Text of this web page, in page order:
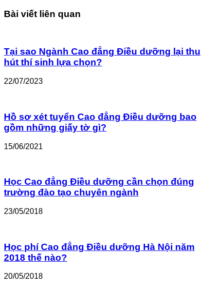
Bài viết liên quan
Tại sao Ngành Cao đẳng Điều dưỡng lại thu
hút thí sinh lựa chọn?
22/07/2023
Hồ sơ xét tuyển Cao đẳng Điều dưỡng bao
gồm những giấy tờ gì?
15/06/2021
Học Cao đẳng Điều dưỡng cần chọn đúng
trường đào tạo chuyên ngành
23/05/2018
Học phí Cao đẳng Điều dưỡng Hà Nội năm
2018 thế nào?
20/05/2018